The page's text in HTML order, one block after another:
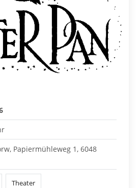
Papiermühleweg 1, 6048
Theater